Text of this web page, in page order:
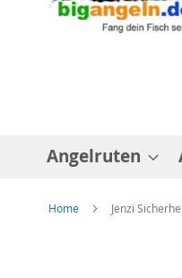
Angelruten
Home Jenzi